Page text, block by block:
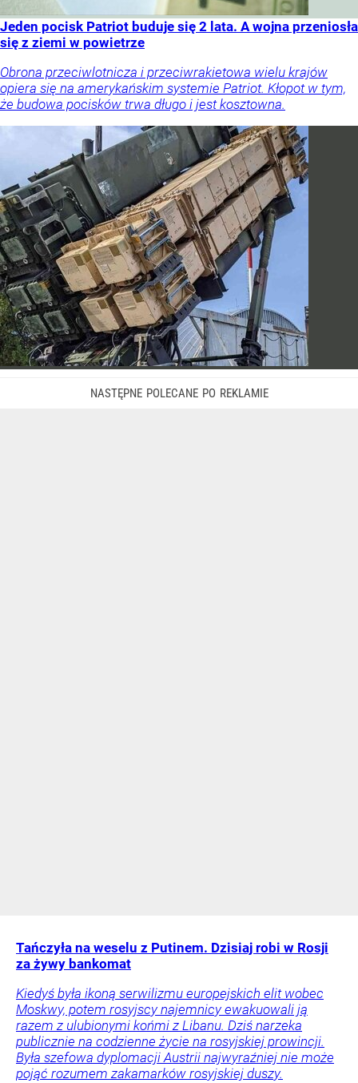
Jeden pocisk Patriot buduje się 2 lata. A wojna przeniosła
się z ziemi w powietrze
Obrona przeciwlotnicza i przeciwrakietowa wielu krajów
opiera się na amerykańskim systemie Patriot. Kłopot w tym,
że budowa pocisków trwa długo i jest kosztowna.
Tańczyła na weselu z Putinem. Dzisiaj robi w Rosji
za żywy bankomat
Kiedyś była ikoną serwilizmu europejskich elit wobec
Moskwy, potem rosyjscy najemnicy ewakuowali ją
razem z ulubionymi końmi z Libanu. Dziś narzeka
publicznie na codzienne życie na rosyjskiej prowincji.
Była szefowa dyplomacji Austrii najwyraźniej nie może
pojąć rozumem zakamarków rosyjskiej duszy.